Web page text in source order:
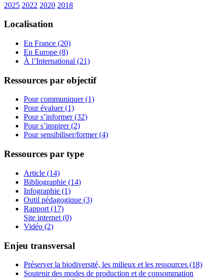
2025 2022 2020 2018
Localisation
En France (20)
En Europe (8)
À l’International (21)
Ressources par objectif
Pour communiquer (1)
Pour évaluer (1)
Pour s’informer (32)
Pour s’inspirer (2)
Pour sensibiliser/former (4)
Ressources par type
Article (14)
Bibliographie (14)
Infographie (1)
Outil pédagogique (3)
Rapport (17)
Site internet (0)
Vidéo (2)
Enjeu transversal
Préserver la biodiversité, les milieux et les ressources (18)
Soutenir des modes de production et de consommation